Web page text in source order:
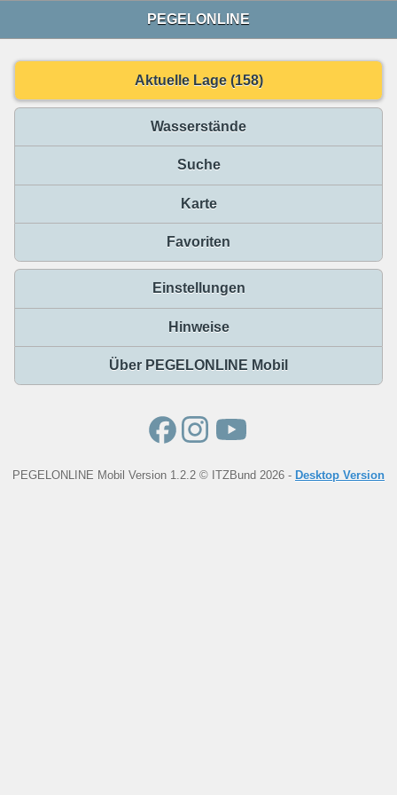
PEGELONLINE
Aktuelle Lage (158)
Wasserstände
Suche
Karte
Favoriten
Einstellungen
Hinweise
Über PEGELONLINE Mobil
PEGELONLINE Mobil Version 1.2.2 © ITZBund 2026 - Desktop Version